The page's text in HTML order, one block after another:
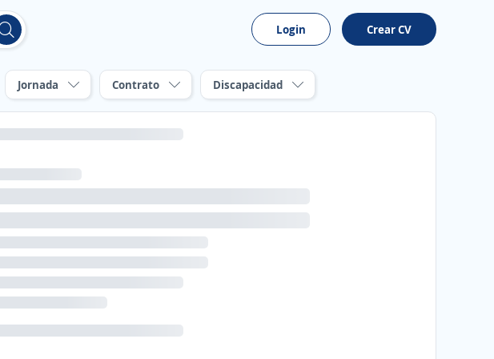
Login Crear CV
Jornada Contrato Discapacidad